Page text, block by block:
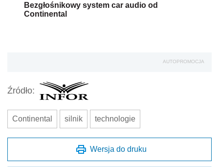
Bezgłośnikowy system car audio od
Continental
AUTOPROMOCJA
Źródło:
Continental silnik technologie
Wersja do druku